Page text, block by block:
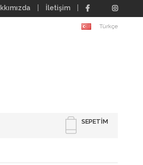
İletişim
Türkçe
SEPETIM